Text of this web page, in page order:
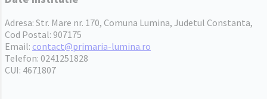
Adresa: Str. Mare nr. 170, Comuna Lumina, Judetul Constanta,
Cod Postal: 907175
Email: contact@primaria-lumina.ro
Telefon: 0241251828
CUI: 4671807